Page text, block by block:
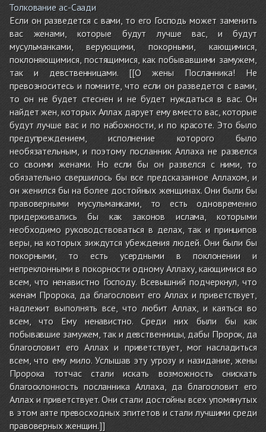
Толкование ас-Саади
Если он разведется с вами, то его Господь может заменить
вас женами, которые будут лучше вас, и будут
мусульманками, верующими, покорными, кающимися,
поклоняющимися, постящимися, как побывавшими замужем,
так и девственницами. [[О жены Посланника! Не
превозноситесь и помните, что если он разведется с вами,
то он не будет стеснен и не будет нуждаться в вас. Он
найдет жен, которых Аллах дарует ему вместо вас, которые
будут лучше вас и по набожности, и по красоте. Это было
предупреждением, исполнение которого было
необязательным, и поэтому посланник Аллаха не развелся
со своими женами. Но если бы он развелся с ними, то
обязательно свершилось бы все предсказанное Аллахом, и
он женился бы на более достойных женщинах. Они были бы
правоверными мусульманками, то есть одновременно
придерживались бы как законов ислама, которыми
необходимо руководствоваться в делах, так и принципов
веры, на которых зиждутся убеждения людей. Они были бы
покорными, то есть усердными в поклонении и
непреклонными в покорности одному Аллаху, кающимися во
всем, что ненавистно Господу. Всевышний подчеркнул, что
женам Пророка, да благословит его Аллах и приветствует,
надлежит выполнять все, что любит Аллах, и каяться во
всем, что Ему ненавистно. Среди них были бы как
побывавшие замужем, так и девственницы, дабы Пророк, да
благословит его Аллах и приветствует, мог насладиться
всем, что ему мило. Услышав эту угрозу и назидание, жены
Пророка тотчас стали искать возможность снискать
благосклонность посланника Аллаха, да благословит его
Аллах и приветствует. Они стали достойны всех упомянутых
в этом аяте превосходных эпитетов и стали лучшими среди
правоверных женщин.]]